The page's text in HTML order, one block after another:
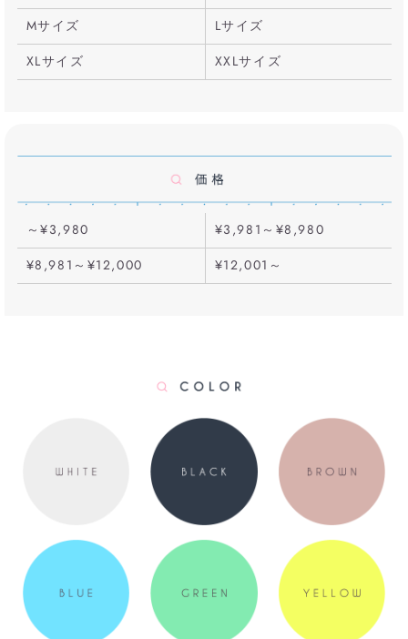
Mサイズ
Lサイズ
XLサイズ
XXLサイズ
～¥3,980
¥3,981～¥8,980
¥8,981～¥12,000
¥12,001～